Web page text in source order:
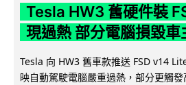
Tesla HW3 舊硬件裝
現過熱 部分電腦損毀車
Tesla 向 HW3 舊車款推送 FSD v14
映自動駕駛電腦嚴重過熱，部分更觸